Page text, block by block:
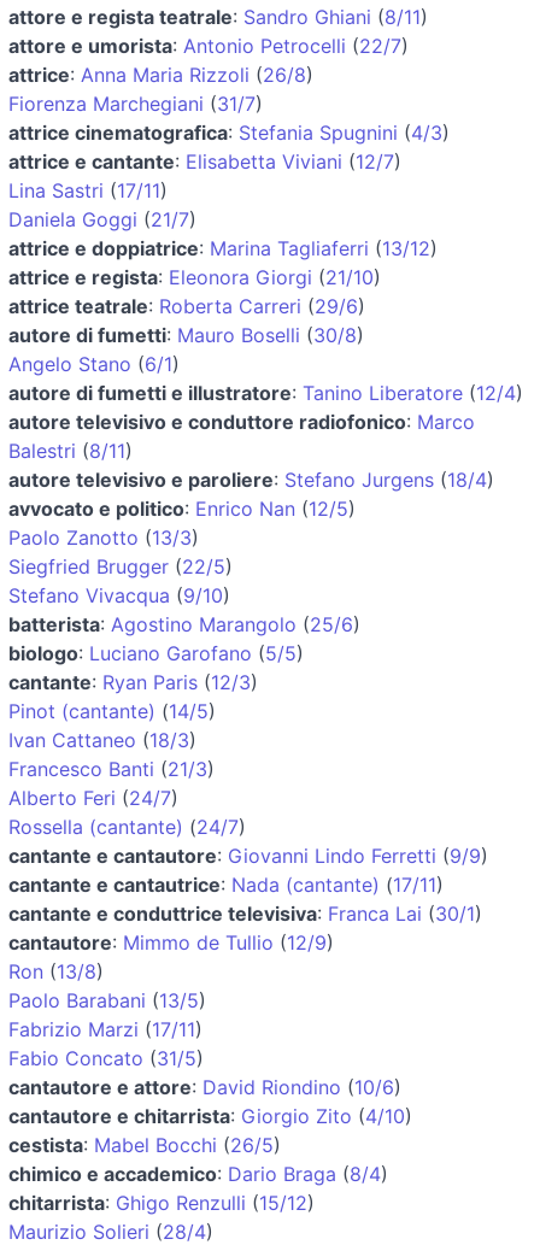
attore e regista teatrale: Sandro Ghiani (8/11)
attore e umorista: Antonio Petrocelli (22/7)
attrice: Anna Maria Rizzoli (26/8)
Fiorenza Marchegiani (31/7)
attrice cinematografica: Stefania Spugnini (4/3)
attrice e cantante: Elisabetta Viviani (12/7)
Lina Sastri (17/11)
Daniela Goggi (21/7)
attrice e doppiatrice: Marina Tagliaferri (13/12)
attrice e regista: Eleonora Giorgi (21/10)
attrice teatrale: Roberta Carreri (29/6)
autore di fumetti: Mauro Boselli (30/8)
Angelo Stano (6/1)
autore di fumetti e illustratore: Tanino Liberatore (12/4)
autore televisivo e conduttore radiofonico: Marco
Balestri (8/11)
autore televisivo e paroliere: Stefano Jurgens (18/4)
avvocato e politico: Enrico Nan (12/5)
Paolo Zanotto (13/3)
Siegfried Brugger (22/5)
Stefano Vivacqua (9/10)
batterista: Agostino Marangolo (25/6)
biologo: Luciano Garofano (5/5)
cantante: Ryan Paris (12/3)
Pinot (cantante) (14/5)
Ivan Cattaneo (18/3)
Francesco Banti (21/3)
Alberto Feri (24/7)
Rossella (cantante) (24/7)
cantante e cantautore: Giovanni Lindo Ferretti (9/9)
cantante e cantautrice: Nada (cantante) (17/11)
cantante e conduttrice televisiva: Franca Lai (30/1)
cantautore: Mimmo de Tullio (12/9)
Ron (13/8)
Paolo Barabani (13/5)
Fabrizio Marzi (17/11)
Fabio Concato (31/5)
cantautore e attore: David Riondino (10/6)
cantautore e chitarrista: Giorgio Zito (4/10)
cestista: Mabel Bocchi (26/5)
chimico e accademico: Dario Braga (8/4)
chitarrista: Ghigo Renzulli (15/12)
Maurizio Solieri (28/4)